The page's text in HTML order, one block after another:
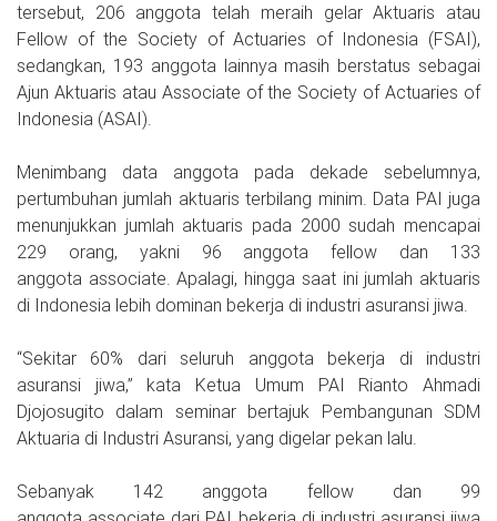
tersebut, 206 anggota telah meraih gelar Aktuaris atau
Fellow of the Society of Actuaries of Indonesia (FSAI),
sedangkan, 193 anggota lainnya masih berstatus sebagai
Ajun Aktuaris atau Associate of the Society of Actuaries of
Indonesia (ASAI).
Menimbang data anggota pada dekade sebelumnya,
pertumbuhan jumlah aktuaris terbilang minim. Data PAI juga
menunjukkan jumlah aktuaris pada 2000 sudah mencapai
229 orang, yakni 96 anggota fellow dan 133
anggota associate. Apalagi, hingga saat ini jumlah aktuaris
di Indonesia lebih dominan bekerja di industri asuransi jiwa.
“Sekitar 60% dari seluruh anggota bekerja di industri
asuransi jiwa,” kata Ketua Umum PAI Rianto Ahmadi
Djojosugito dalam seminar bertajuk Pembangunan SDM
Aktuaria di Industri Asuransi, yang digelar pekan lalu.
Sebanyak 142 anggota fellow dan 99